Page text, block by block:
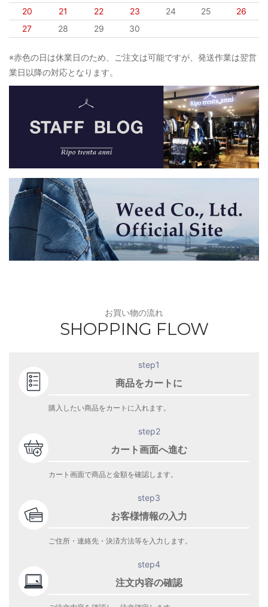
20
21 22 23 24 25
26
27
28 29 30
※赤色の日は休業日のため、ご注文は可能ですが、発送作業は翌営
業日以降の対応となります。
お買い物の流れ
SHOPPING FLOW
step1
商品をカートに
購入したい商品をカートに入れます。
step2
カート画面へ進む
カート画面で商品と金額を確認します。
step3
お客様情報の入力
ご住所・連絡先・決済方法等を入力します。
step4
注文内容の確認